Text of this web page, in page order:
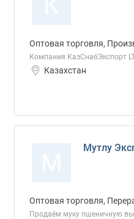
Оптовая торговля,
Компания КазСнабЭкспорт
Казахстан
Мутлу
Оптовая торговля,
Продаём муку пшеничную